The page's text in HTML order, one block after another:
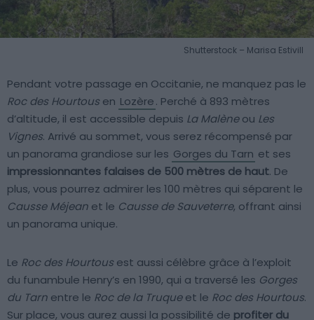
Shutterstock – Marisa Estivill
Pendant votre passage en Occitanie, ne manquez pas le
Roc des Hourtous en Lozère. Perché à 893 mètres
d’altitude, il est accessible depuis La Malèneou Les
Vignes. Arrivé au sommet, vous serez récompensé par
un panorama grandiose sur les Gorges du Tarn et ses
impressionnantes falaises de 500 mètres de haut. De
plus, vous pourrez admirer les 100 mètres qui séparent le
Causse Méjean et le Causse de Sauveterre, offrant ainsi
un panorama unique.
Le Roc des Hourtous est aussi célèbre grâce à l’exploit
du funambule Henry’s en 1990, qui a traversé les Gorges
du Tarn entre le Roc de la Truqueet le Roc des Hourtous.
Sur place, vous aurez aussi la possibilité de profiter du